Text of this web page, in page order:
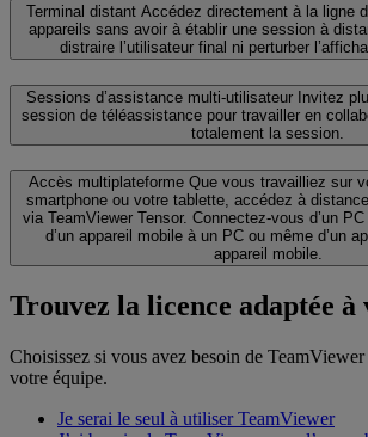
Terminal distant Accédez directement à la ligne
appareils sans avoir à établir une session à
distraire l’utilisateur final ni perturber
Sessions d’assistance multi-utilisateur Invitez
session de téléassistance pour travailler en
totalement la session.
Accès multiplateforme Que vous travailliez sur
smartphone ou votre tablette, accédez à
via TeamViewer Tensor. Connectez-vous d’un
d’un appareil mobile à un PC ou même d’un
appareil mobile.
Trouvez la licence adaptée à
Choisissez si vous avez besoin de
votre équipe.
Je serai le seul à utiliser TeamViewer